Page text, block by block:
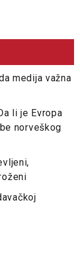
medija važna
li je Evropa
norveškog